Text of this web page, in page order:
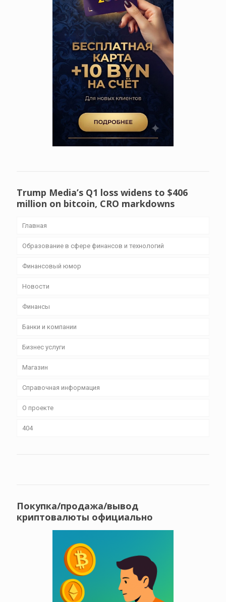
Trump Media’s Q1 loss widens to $406
million on bitcoin, CRO markdowns
Главная
Образование в сфере финансов и технологий
Финансовый юмор
Новости
Финансы
Банки и компании
Бизнес уcлуги
Магазин
Справочная информация
О проекте
404
Покупка/продажа/вывод
криптовалюты официально